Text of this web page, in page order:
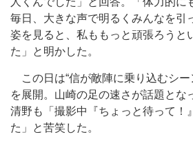
毎日、大きな声で明るくみんなを引
姿を見ると、私ももっと頑張ろうと
た」と明かした。
この日は“信が敵陣に乗り込むシー
を展開。山崎の足の速さが話題とな
清野も「撮影中『ちょっと待って！
た」と苦笑した。